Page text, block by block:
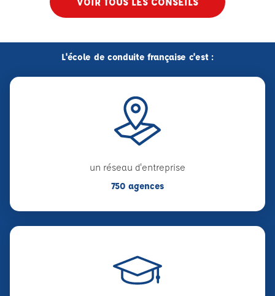
L'école de conduite française c'est :
un réseau d'entreprise
750 agences